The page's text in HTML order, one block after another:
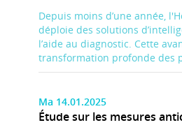
Depuis moins d’une année,
déploie des solutions
l’aide au diagnostic. Cette
transformation profonde des
Ma 14.01.2025
Étude sur les mesures